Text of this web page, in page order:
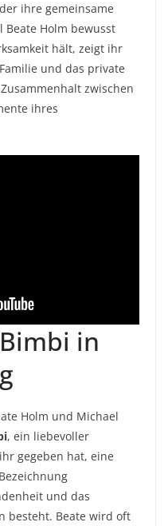
ihre gemeinsame
Holm bewusst
hält, zeigt ihr
und das private
zwischen
ihres
in
Holm und Michael
, ein liebevoller
gegeben hat, eine
und das
besteht. Beate wird oft